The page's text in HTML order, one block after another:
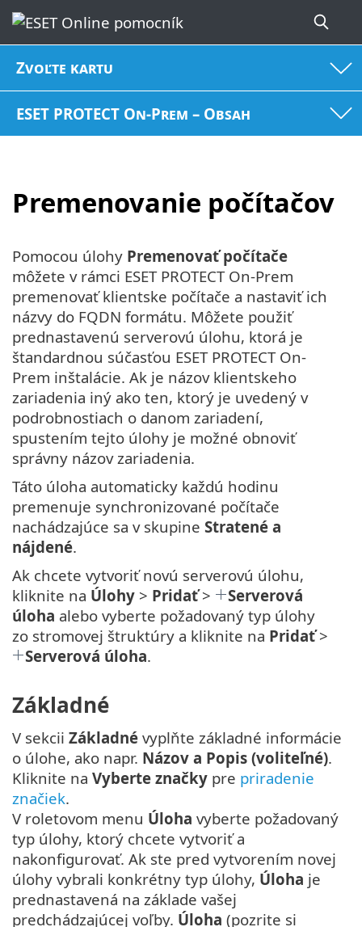
Zvoľte kartu
ESET PROTECT On-Prem – Obsah
Premenovanie počítačov
Pomocou úlohy Premenovať počítače
môžete v rámci ESET PROTECT On-Prem
premenovať klientske počítače a nastaviť ich
názvy do FQDN formátu. Môžete použiť
prednastavenú serverovú úlohu, ktorá je
štandardnou súčasťou ESET PROTECT On-
Prem inštalácie. Ak je názov klientskeho
zariadenia iný ako ten, ktorý je uvedený v
podrobnostiach o danom zariadení,
spustením tejto úlohy je možné obnoviť
správny názov zariadenia.
Táto úloha automaticky každú hodinu
premenuje synchronizované počítače
nachádzajúce sa v skupine Stratené a
nájdené.
Ak chcete vytvoriť novú serverovú úlohu,
kliknite na Úlohy > Pridať>
Serverová
úloha alebo vyberte požadovaný typ úlohy
zo stromovej štruktúry a kliknite na Pridať>
Serverová úloha.
Základné
V sekcii Základné vyplňte základné informácie
o úlohe, ako napr. Názov a Popis (voliteľné).
Kliknite na Vyberte značky pre priradenie
značiek.
V roletovom menu Úloha vyberte požadovaný
typ úlohy, ktorý chcete vytvoriť a
nakonfigurovať. Ak ste pred vytvorením novej
úlohy vybrali konkrétny typ úlohy, Úloha je
prednastavená na základe vašej
predchádzajúcej voľby. Úloha (pozrite si